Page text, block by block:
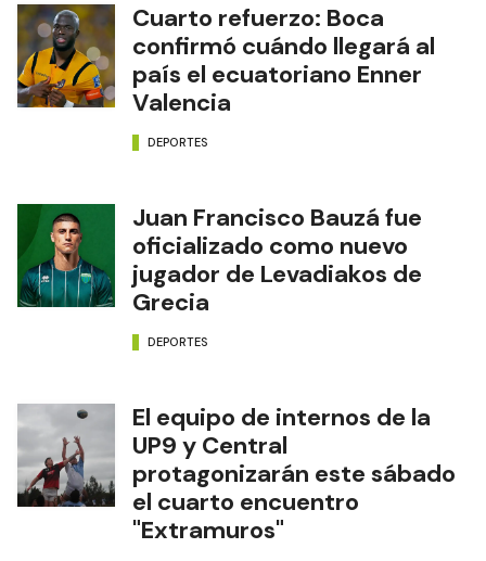
Cuarto refuerzo: Boca
confirmó cuándo llegará al
país el ecuatoriano Enner
Valencia
DEPORTES
Juan Francisco Bauzá fue
oficializado como nuevo
jugador de Levadiakos de
Grecia
DEPORTES
El equipo de internos de la
UP9 y Central
protagonizarán este sábado
el cuarto encuentro
"Extramuros"